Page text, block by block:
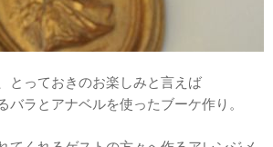
とっておきのお楽しみと言えば
バラとアナベルを使ったブーケ作り。